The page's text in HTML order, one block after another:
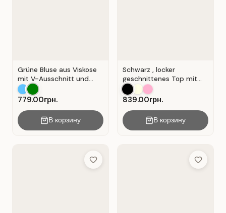
Grüne Bluse aus Viskose
mit V-Ausschnitt und
Wickeloptik. Grün.
779.00грн.
В корзину
Schwarz , locker
geschnittenes Top mit
durchbrochener
Spitzeneinlage.
839.00грн.
В корзину
Add to Wish List Add to